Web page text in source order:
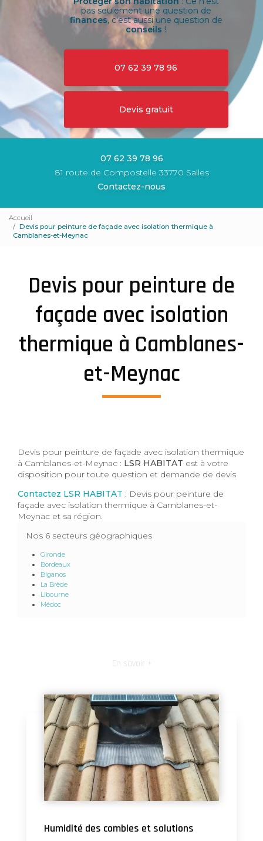
pas seulement une question de
finances, c'est aussi une question de
conseils !
07 62 39 78 96
Devis gratuit
07 62 39 78 96
81 route de Compostelle 33770 Salles
Contactez-nous
Accueil
Devis pour peinture de façade avec isolation thermique à
Camblanes-et-Meynac
Devis pour peinture de
façade avec isolation
thermique à Camblanes-
et-Meynac
Devis pour peinture de façade avec isolation thermique
à Camblanes-et-Meynac : LSR HABITAT est à votre
disposition pour toute question et demande de devis
Contactez LSR HABITAT : Devis pour peinture de
façade avec isolation thermique à Camblanes-et-
Meynac et sa région.
Nos 6 secteurs géographiques
Gironde
Bordeaux
Biganos
La Brède
Libourne
Médoc
En savoir +
Humidité des combles et solutions